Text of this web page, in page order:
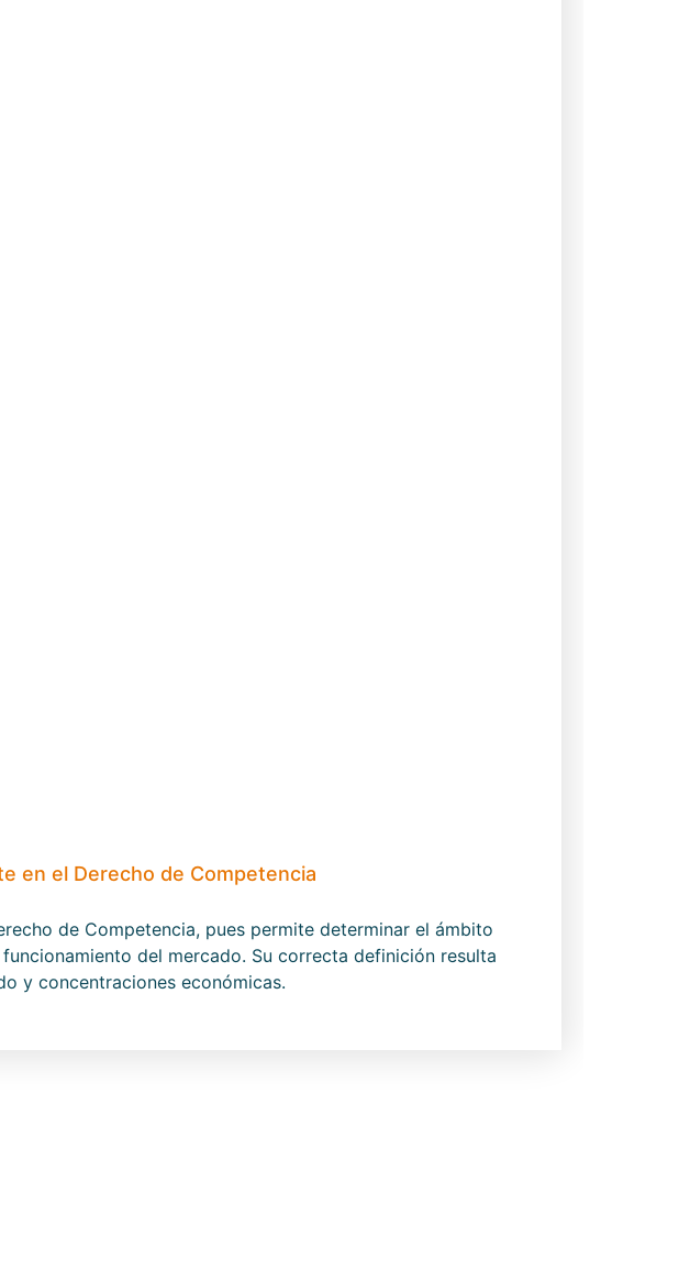
en el Derecho de Competencia
de Competencia, pues permite determinar el ámbito
del mercado. Su correcta definición resulta
y concentraciones económicas.